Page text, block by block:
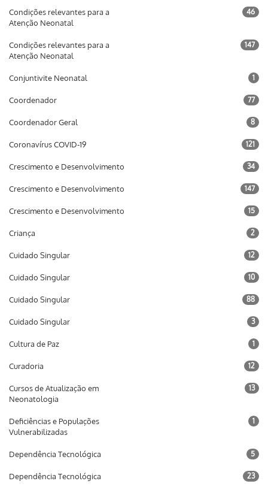
Condições relevantes para a
Atenção Neonatal
46
Condições relevantes para a
Atenção Neonatal
147
Conjuntivite Neonatal 1
Coordenador 77
Coordenador Geral 8
Coronavírus COVID-19 121
Crescimento e Desenvolvimento 34
Crescimento e Desenvolvimento 147
Crescimento e Desenvolvimento 15
Criança 2
Cuidado Singular 12
Cuidado Singular 10
Cuidado Singular 88
Cuidado Singular 3
Cultura de Paz 1
Curadoria 12
Cursos de Atualização em
Neonatologia
13
Deficiências e Populações
Vulnerabilizadas
1
Dependência Tecnológica 5
Dependência Tecnológica 23